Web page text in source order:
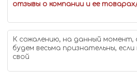
отзывы о компании и ее
К сожалению, на данный момент,
будем весьма признательны,
свой